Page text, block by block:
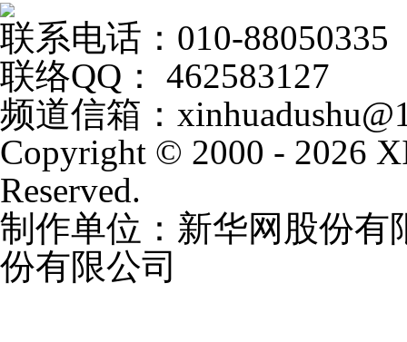
联系电话：010-88050335
联络QQ： 462583127
频道信箱：
Copyright © 2000 - 2026
Reserved.
制作单位：新华网股份
份有限公司